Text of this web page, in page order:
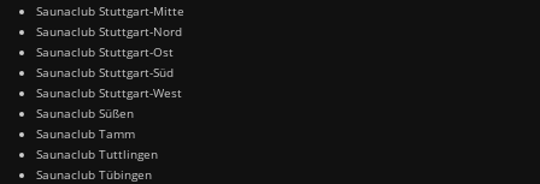
Saunaclub Stuttgart-Mitte
Saunaclub Stuttgart-Nord
Saunaclub Stuttgart-Ost
Saunaclub Stuttgart-Süd
Saunaclub Stuttgart-West
Saunaclub Süßen
Saunaclub Tamm
Saunaclub Tuttlingen
Saunaclub Tübingen